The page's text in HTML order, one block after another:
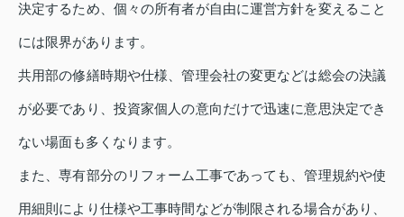
決定するため、個々の所有者が自由に運営方針を変えること
には限界があります。
共用部の修繕時期や仕様、管理会社の変更などは総会の決議
が必要であり、投資家個人の意向だけで迅速に意思決定でき
ない場面も多くなります。
また、専有部分のリフォーム工事であっても、管理規約や使
用細則により仕様や工事時間などが制限される場合があり、